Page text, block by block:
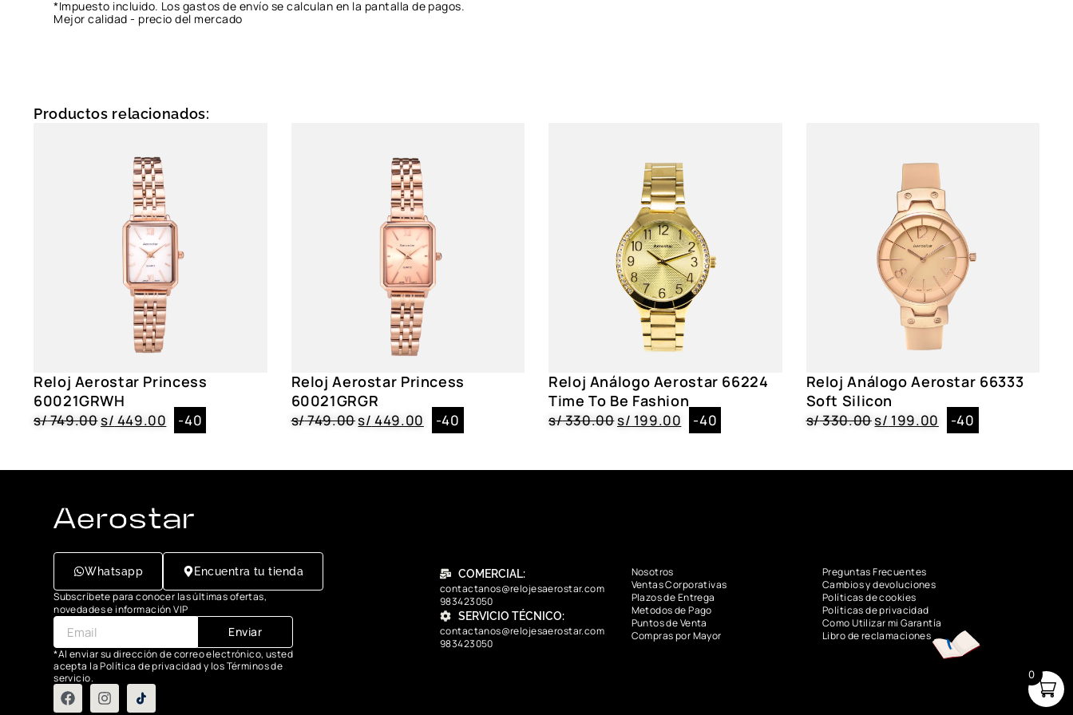
0
*Impuesto incluido. Los gastos de envío se calculan en la pantalla de pagos.
Mejor calidad - precio del mercado
Productos relacionados:
Reloj Aerostar Princess
60021GRWH
s/749.00s/ 449.00 -40
Reloj Aerostar Princess
60021GRGR
s/749.00s/ 449.00 -40
Reloj Análogo Aerostar 66224
Time To Be Fashion
s/330.00s/ 199.00 -40
Reloj Análogo Aerostar 66333
Soft Silicon
s/330.00s/ 199.00 -40
Whatsapp Encuentra tu tienda
Subscríbete para conocer las últimas ofertas,
novedades e información VIP
Enviar
*Al enviar su dirección de correo electrónico, usted
acepta la Política de privacidad y los Términos de
servicio.
COMERCIAL:
contactanos@relojesaerostar.com
983423050
SERVICIO TÉCNICO:
contactanos@relojesaerostar.com
983423050
Nosotros
Ventas Corporativas
Plazos de Entrega
Metodos de Pago
Puntos de Venta
Compras por Mayor
Preguntas Frecuentes
Cambios y devoluciones
Políticas de cookies
Políticas de privacidad
Como Utilizar mi Garantía
Libro de reclamaciones